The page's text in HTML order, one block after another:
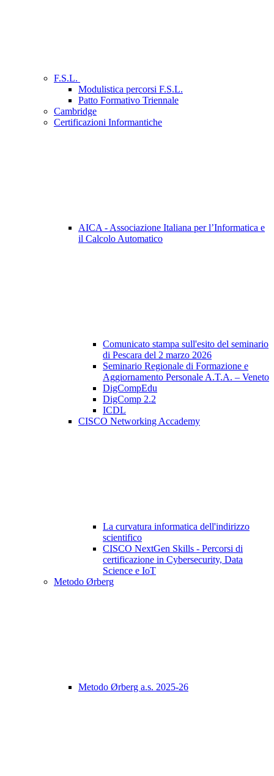
F.S.L.
Modulistica percorsi F.S.L.
Patto Formativo Triennale
Cambridge
Certificazioni Informantiche
AICA - Associazione Italiana per l’Informatica e
il Calcolo Automatico
Comunicato stampa sull'esito del seminario
di Pescara del 2 marzo 2026
Seminario Regionale di Formazione e
Aggiornamento Personale A.T.A. – Veneto
DigCompEdu
DigComp 2.2
ICDL
CISCO Networking Accademy
La curvatura informatica dell'indirizzo
scientifico
CISCO NextGen Skills - Percorsi di
certificazione in Cybersecurity, Data
Science e IoT
Metodo Ørberg
Metodo Ørberg a.s. 2025-26